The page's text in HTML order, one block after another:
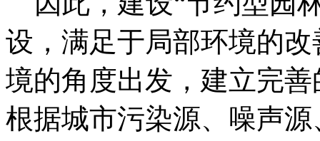
设，满足于局部环境的
境的角度出发，建立完
根据城市污染源、噪声